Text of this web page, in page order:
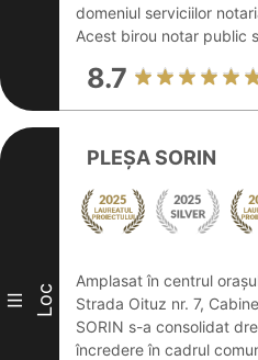
domeniul serviciilor
Acest birou notar public
8.7
III Loc
PLEŞA SORIN
Amplasat în centrul
Strada Oituz nr. 7,
SORIN s-a consolidat
încredere în cadrul